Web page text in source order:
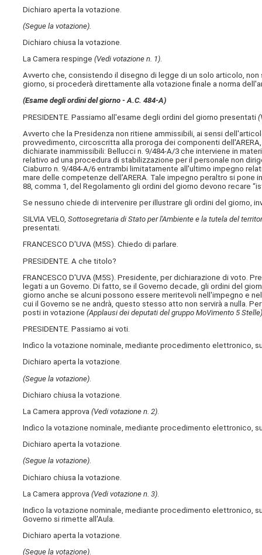
Dichiaro aperta la votazione.
(Segue la votazione).
Dichiaro chiusa la votazione.
La Camera respinge(Vedi votazione n. 1).
Avverto che, consistendo il disegno di legge di un solo articolo,
giorno, si procederà direttamente alla votazione finale a norma
(Esame degli ordini del giorno - A.C. 484-A​)
PRESIDENTE. Passiamo all'esame degli ordini del giorno presentati
Avverto che la Presidenza non ritiene ammissibili, ai sensi
provvedimento, circoscritta alla proroga dei componenti
dichiarate inammissibili: Bellucci n. 9/484-A/3 che interviene in
relativo ad una procedura di stabilizzazione per il personale non
Ciaburro n. 9/484-A/6 entrambi limitatamente all'ultimo impegno
mare delle competenze dell'ARERA. Tale impegno peraltro si
88, comma 1, del Regolamento gli ordini del giorno devono recare
Se nessuno chiede di intervenire per illustrare gli ordini del giorno,
SILVIA VELO, Sottosegretaria di Stato per l'Ambiente e la tutela del
presentati.
FRANCESCO D'UVA (M5S). Chiedo di parlare.
PRESIDENTE. A che titolo?
FRANCESCO D'UVA (M5S). Presidente, per dichiarazione di voto.
legati a un Governo. Di fatto, se il Governo decade, gli ordini del
giorno anche se alcuni possono essere meritevoli nell'impegno e
cui il Governo se ne andrà, questo stesso atto non servirà a nulla.
posti in votazione(Applausi dei deputati del gruppo MoVimento 5
PRESIDENTE. Passiamo ai voti.
Indìco la votazione nominale, mediante procedimento elettronico,
Dichiaro aperta la votazione.
(Segue la votazione)
Dichiaro chiusa la votazione.
La Camera approva(Vedi votazione n. 2)
Indìco la votazione nominale, mediante procedimento elettronico,
Dichiaro aperta la votazione.
(Segue la votazione).
Dichiaro chiusa la votazione.
La Camera approva(Vedi votazione n. 3)
Indìco la votazione nominale, mediante procedimento elettronico,
Governo si rimette all'Aula.
Dichiaro aperta la votazione.
(Segue la votazione).